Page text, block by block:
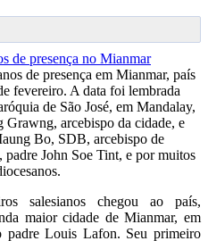
de presença em Mianmar, país
fevereiro. A data foi lembrada
de São José, em Mandalay,
arcebispo da cidade, e
Bo, SDB, arcebispo de
John Soe Tint, e por muitos
salesianos chegou ao país,
maior cidade de Mianmar, em
Louis Lafon. Seu primeiro